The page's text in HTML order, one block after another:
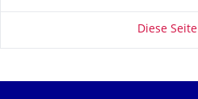
Diese